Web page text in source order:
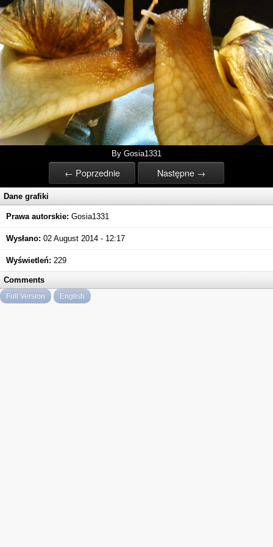
By Gosia1331
← Poprzednie Następne →
Dane grafiki
Prawa autorskie: Gosia1331
Wysłano: 02 August 2014 - 12:17
Wyświetleń: 229
Comments
Full Version English